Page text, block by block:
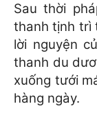
Sau thời
thanh tịnh trì
lời nguyện
thanh du
xuống tưới
hàng ngày.